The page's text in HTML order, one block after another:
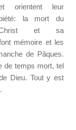
orientent leur
la mort du
et sa
mémoire et les
de Pâques.
de temps mort, tel
Dieu. Tout y est